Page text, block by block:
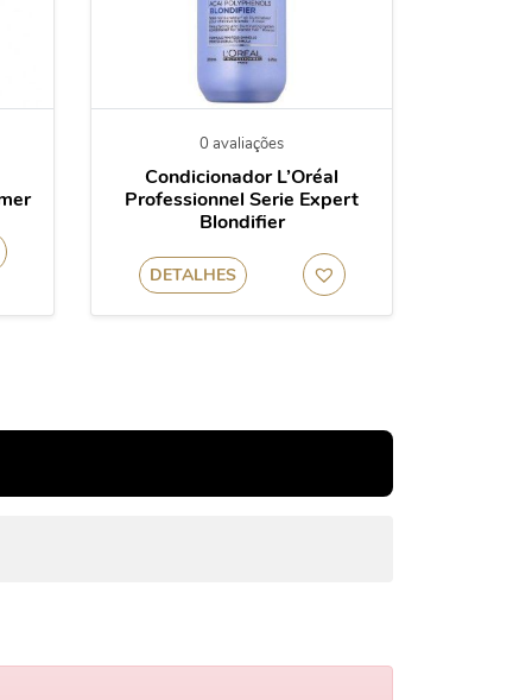
0 avaliações
Condicionador L’Oréal
Professionnel Serie Expert
Blondifier
DETALHES